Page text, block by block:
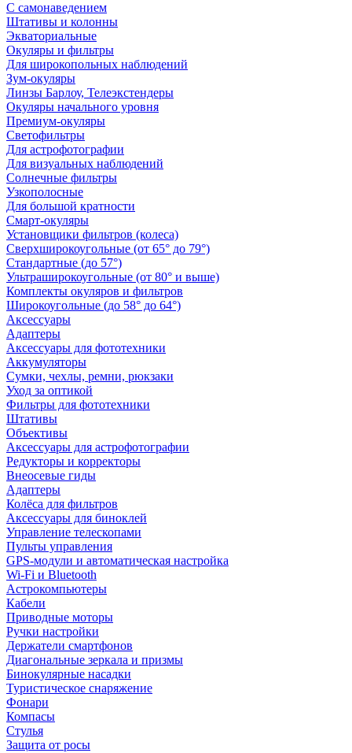
С самонаведением
Штативы и колонны
Экваториальные
Окуляры и фильтры
Для широкопольных наблюдений
Зум-окуляры
Линзы Барлоу, Телеэкстендеры
Окуляры начального уровня
Премиум-окуляры
Светофильтры
Для астрофотографии
Для визуальных наблюдений
Солнечные фильтры
Узкополосные
Для большой кратности
Смарт-окуляры
Установщики фильтров (колеса)
Сверхширокоугольные (от 65° до 79°)
Стандартные (до 57°)
Ультраширокоугольные (от 80° и выше)
Комплекты окуляров и фильтров
Широкоугольные (до 58° до 64°)
Аксессуары
Адаптеры
Аксессуары для фототехники
Аккумуляторы
Сумки, чехлы, ремни, рюкзаки
Уход за оптикой
Фильтры для фототехники
Штативы
Объективы
Аксессуары для астрофотографии
Редукторы и корректоры
Внеосевые гиды
Адаптеры
Колёса для фильтров
Аксессуары для биноклей
Управление телескопами
Пульты управления
GPS-модули и автоматическая настройка
Wi-Fi и Bluetooth
Астрокомпьютеры
Кабели
Приводные моторы
Ручки настройки
Держатели смартфонов
Диагональные зеркала и призмы
Бинокулярные насадки
Туристическое снаряжение
Фонари
Компасы
Стулья
Защита от росы